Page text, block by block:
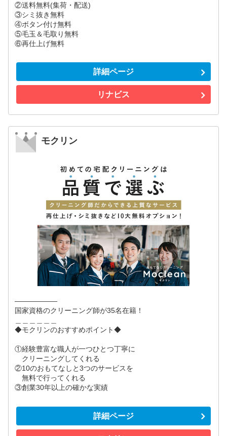
②送料無料(集荷・配送)
③シミ抜き無料
④ボタン付け無料
⑤毛玉＆毛取り無料
⑥再仕上げ無料
詳細ページ
リナビス
モクリン
――――――
国家資格のクリーニング師が35名在籍！
◆モクリンのおすすめポイント◆
①経験豊富な職人が一つひとつ丁寧に
クリーニングしてくれる
②10のおもてなしと3つのサービスを
無料で行ってくれる
③創業30年以上の確かな実績
詳細ページ